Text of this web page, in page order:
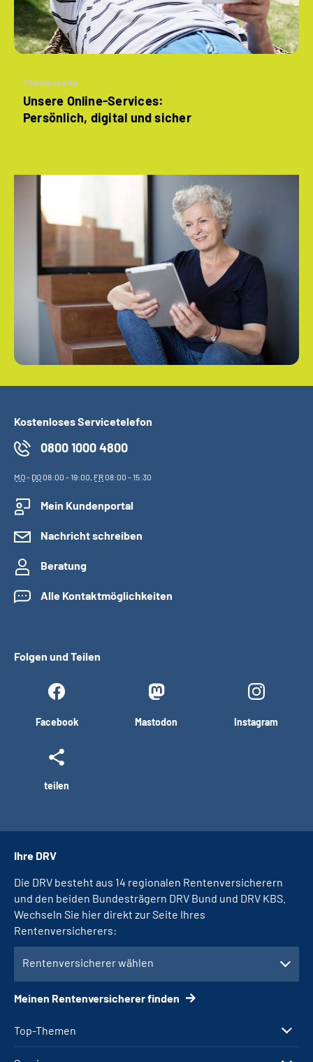
Themenseite
Unsere Online-Services:
Persönlich, digital und sicher
Kostenloses Servicetelefon
0800 1000 4800
MO- DO08:00 - 19:00, FR08:00 - 15:30
Mein Kundenportal
Nachricht schreiben
Beratung
Alle Kontaktmöglichkeiten
Folgen und Teilen
Facebook Mastodon Instagram
teilen
Top-Themen
Ihre DRV
Die DRV besteht aus 14 regionalen Rentenversicherern
und den beiden Bundesträgern DRV Bund und DRV KBS.
Wechseln Sie hier direkt zur Seite Ihres
Rentenversicherers:
Rentenversicherer wählen
Meinen Rentenversicherer finden